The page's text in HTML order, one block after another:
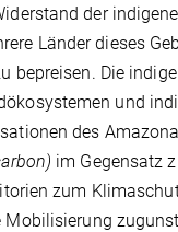
der
Länder dieses
bepreisen. Die
und
des
im Gegensatz
zum